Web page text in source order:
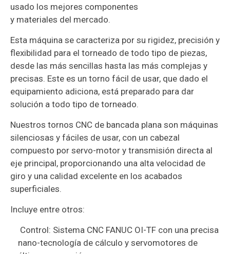
usado los mejores componentes
y materiales del mercado.
Esta máquina se caracteriza por su rigidez, precisión y
flexibilidad para el torneado de todo tipo de piezas,
desde las más sencillas hasta las más complejas y
precisas. Este es un torno fácil de usar, que dado el
equipamiento adiciona, está preparado para dar
solución a todo tipo de torneado.
Nuestros tornos CNC de bancada plana son máquinas
silenciosas y fáciles de usar, con un cabezal
compuesto por servo-motor y transmisión directa al
eje principal, proporcionando una alta velocidad de
giro y una calidad excelente en los acabados
superficiales.
Incluye entre otros:
Control: Sistema CNC FANUC OI-TF con una precisa
nano-tecnología de cálculo y servomotores de